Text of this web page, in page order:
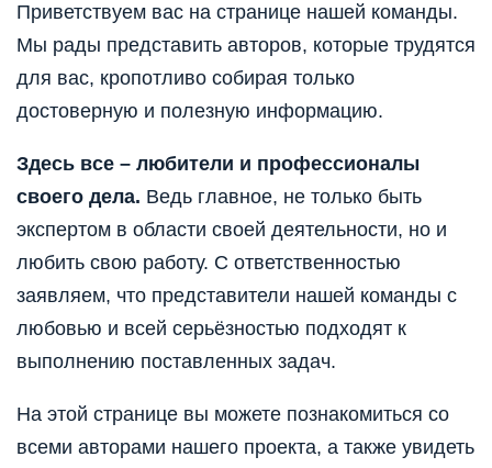
Приветствуем вас на странице нашей команды.
Мы рады представить авторов, которые трудятся
для вас, кропотливо собирая только
достоверную и полезную информацию.
Здесь все – любители и профессионалы
своего дела. Ведь главное, не только быть
экспертом в области своей деятельности, но и
любить свою работу. С ответственностью
заявляем, что представители нашей команды с
любовью и всей серьёзностью подходят к
выполнению поставленных задач.
На этой странице вы можете познакомиться со
всеми авторами нашего проекта, а также увидеть